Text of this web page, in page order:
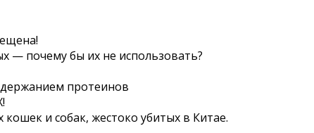
— почему бы их не использовать?
протеинов
и собак, жестоко убитых в Китае.